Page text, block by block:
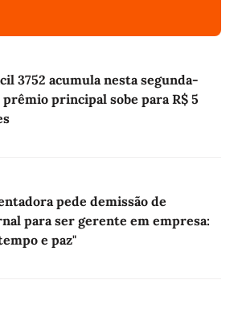
3752 acumula nesta segunda-
principal sobe para R$ 5
pede demissão de
para ser gerente em empresa:
e paz"